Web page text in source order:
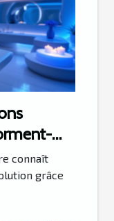
?
connaît
grâce